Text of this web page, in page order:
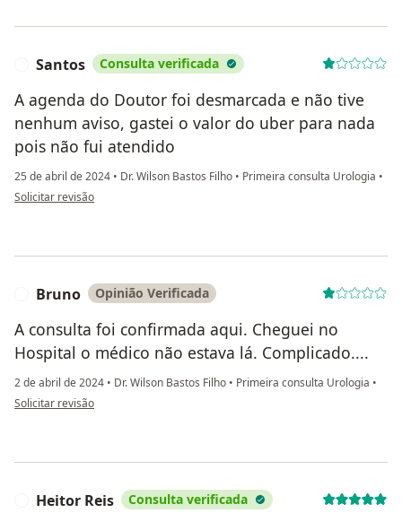
Santos Consulta verificada
A agenda do Doutor foi desmarcada e não tive
nenhum aviso, gastei o valor do uber para nada
pois não fui atendido
25 de abril de 2024 • Dr. Wilson Bastos Filho • Primeira consulta Urologia •
na opinião do utilizador Santos
Solicitar revisão
Bruno Opinião Verificada
A consulta foi confirmada aqui. Cheguei no
Hospital o médico não estava lá. Complicado....
2 de abril de 2024 • Dr. Wilson Bastos Filho • Primeira consulta Urologia •
na opinião do utilizador Bruno
Solicitar revisão
Heitor Reis Consulta verificada